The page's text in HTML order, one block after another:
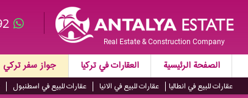
Real Estate & Construction Company
الصفحة الرئيسية العقارات في تركيا جواز سفر تركي
عقارات للبيع في انطاليا عقارات للبيع في الانيا عقارات للبيع في اسطنبول